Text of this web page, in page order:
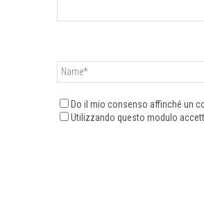
Do il mio consenso affinché un
Utilizzando questo modulo